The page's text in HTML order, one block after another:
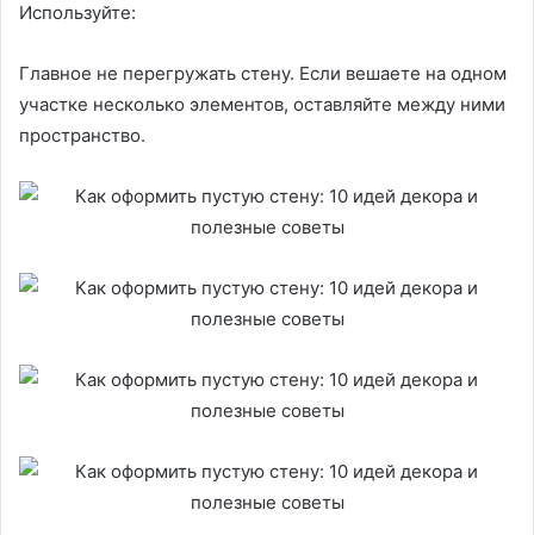
Используйте:
Главное не перегружать стену. Если вешаете на одном
участке несколько элементов, оставляйте между ними
пространство.